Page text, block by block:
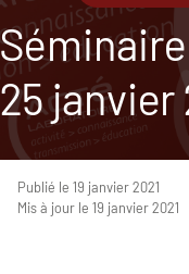
25 janvier
Publié le 19 janvier 2021
Mis à jour le 19 janvier 2021